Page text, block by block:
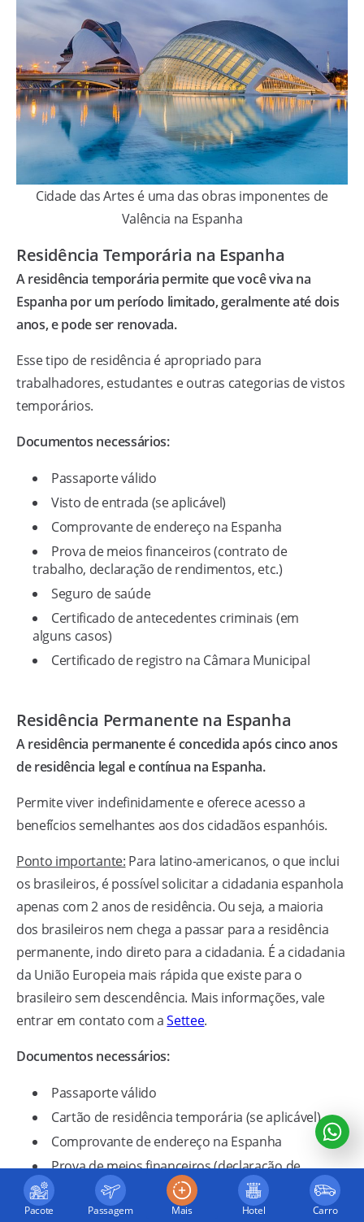
Cidade das Artes é uma das obras imponentes de
Valência na Espanha
Residência Temporária na Espanha
A residência temporária permite que você viva na
Espanha por um período limitado, geralmente até dois
anos, e pode ser renovada.
Esse tipo de residência é apropriado para
trabalhadores, estudantes e outras categorias de vistos
temporários.
Documentos necessários:
Passaporte válido
Visto de entrada (se aplicável)
Comprovante de endereço na Espanha
Prova de meios financeiros (contrato de
trabalho, declaração de rendimentos, etc.)
Seguro de saúde
Certificado de antecedentes criminais (em
alguns casos)
Certificado de registro na Câmara Municipal
Residência Permanente na Espanha
A residência permanente é concedida após cinco anos
de residência legal e contínua na Espanha.
Permite viver indefinidamente e oferece acesso a
benefícios semelhantes aos dos cidadãos espanhóis.
Ponto importante: Para latino-americanos, o que inclui
os brasileiros, é possível solicitar a cidadania espanhola
apenas com 2 anos de residência. Ou seja, a maioria
dos brasileiros nem chega a passar para a residência
permanente, indo direto para a cidadania. É a cidadania
da União Europeia mais rápida que existe para o
brasileiro sem descendência. Mais informações, vale
entrar em contato com aSettee.
Documentos necessários:
Passaporte válido
Cartão de residência temporária (se aplicável)
Comprovante de endereço na Espanha
Prova de meios financeiros (declaração de
rendimentos ou contrato de trabalho)
Seguro de saúde
Pacote Passagem Hotel Carro
Mais